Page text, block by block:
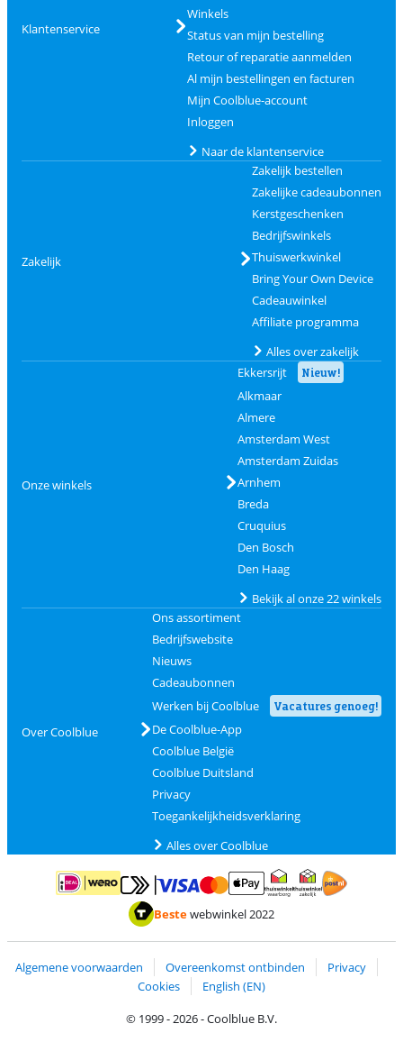
Klantenservice
Winkels
Status van mijn bestelling
Retour of reparatie aanmelden
Al mijn bestellingen en facturen
Mijn Coolblue-account
Inloggen
Naar de klantenservice
Zakelijk
Zakelijk bestellen
Zakelijke cadeaubonnen
Kerstgeschenken
Bedrijfswinkels
Thuiswerkwinkel
Bring Your Own Device
Cadeauwinkel
Affiliate programma
Alles over zakelijk
Onze winkels
Ekkersrijt Nieuw!
Alkmaar
Almere
Amsterdam West
Amsterdam Zuidas
Arnhem
Breda
Cruquius
Den Bosch
Den Haag
Bekijk al onze 22 winkels
Over Coolblue
Ons assortiment
Bedrijfswebsite
Nieuws
Cadeaubonnen
Werken bij Coolblue
Vacatures genoeg!
De Coolblue-App
Coolblue België
Coolblue Duitsland
Privacy
Toegankelijkheidsverklaring
Alles over Coolblue
Betalen met iDEAL | WeroBetalen met MasterCard en Visa via ClickToPay
Betalen met ApplePay
Thuiswinkel waarborg
Bestewebwinkel 2022
Algemene voorwaarden Overeenkomst ontbinden
Privacy
Cookies
English (EN)
© 1999 - 2026 - Coolblue B.V.